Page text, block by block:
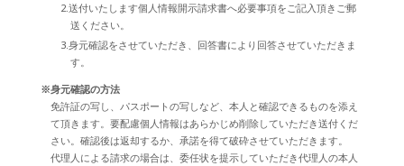
2.送付いたします個人情報開示請求書へ必要事項をご記入頂きご郵
送ください。
3.身元確認をさせていただき、回答書により回答させていただきま
す。
※身元確認の方法
免許証の写し、パスポートの写しなど、本人と確認できるものを添え
て頂きます。要配慮個人情報はあらかじめ削除していただき送付くだ
さい。確認後は返却するか、承諾を得て破砕させていただきます。
代理人による請求の場合は、委任状を提示していただき代理人の本人